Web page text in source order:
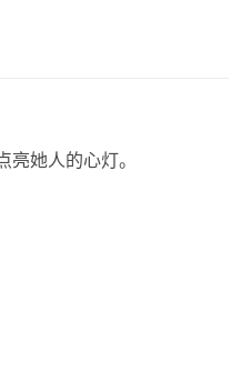
她人的心灯。​